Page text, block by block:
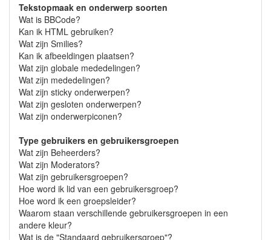
Tekstopmaak en onderwerp soorten
Wat is BBCode?
Kan ik HTML gebruiken?
Wat zijn Smilies?
Kan ik afbeeldingen plaatsen?
Wat zijn globale mededelingen?
Wat zijn mededelingen?
Wat zijn sticky onderwerpen?
Wat zijn gesloten onderwerpen?
Wat zijn onderwerpiconen?
Type gebruikers en gebruikersgroepen
Wat zijn Beheerders?
Wat zijn Moderators?
Wat zijn gebruikersgroepen?
Hoe word ik lid van een gebruikersgroep?
Hoe word ik een groepsleider?
Waarom staan verschillende gebruikersgroepen in een
andere kleur?
Wat is de "Standaard gebruikersgroep"?